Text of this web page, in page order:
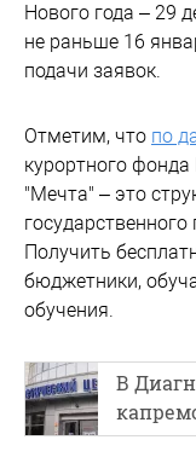
Нового года – 29
не раньше 16
подачи заявок.
Отметим, что по
курортного
"Мечта" – это
государственного
Получить
бюджетники,
обучения.
В